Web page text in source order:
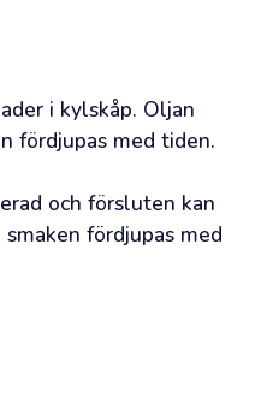
i kylskåp. Oljan
fördjupas med tiden.
och försluten kan
fördjupas med